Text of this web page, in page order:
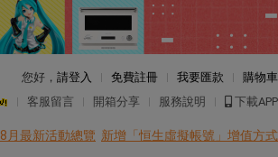
您好， 請登入 免費註冊 我要匯款
購物車
客服留言 開箱分享 服務說明 下載APP
8月最新活動總覽 新增「恒生虛擬帳號」增值方式